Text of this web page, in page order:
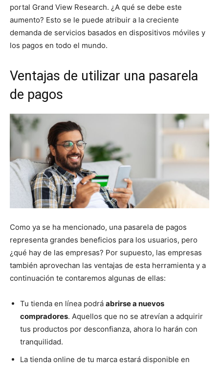
portal Grand View Research. ¿A qué se debe este
aumento? Esto se le puede atribuir a la creciente
demanda de servicios basados en dispositivos móviles y
los pagos en todo el mundo.
Ventajas de utilizar una pasarela
de pagos
Como ya se ha mencionado, una pasarela de pagos
representa grandes beneficios para los usuarios, pero
¿qué hay de las empresas? Por supuesto, las empresas
también aprovechan las ventajas de esta herramienta y a
continuación te contaremos algunas de ellas:
Tu tienda en línea podrá abrirse a nuevos
compradores. Aquellos que no se atrevían a adquirir
tus productos por desconfianza, ahora lo harán con
tranquilidad.
La tienda online de tu marca estará disponible en